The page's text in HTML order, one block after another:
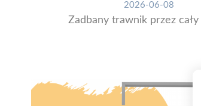
2026-06-08
Zadbany trawnik przez cały